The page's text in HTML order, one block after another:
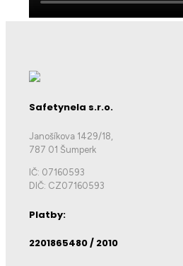
Safetynela s.r.o.
Janošíkova 1429/18,
787 01 Šumperk
IČ: 07160593
DIČ: CZ07160593
Platby:
2201865480 / 2010